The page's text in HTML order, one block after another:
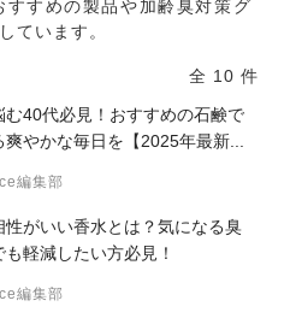
すめの製品や加齢臭対策グ
ています。
全 10 件
む40代必見！おすすめの石鹸で
やかな毎日を【2025年最新...
編集部
性がいい香水とは？気になる臭
軽減したい方必見！
編集部